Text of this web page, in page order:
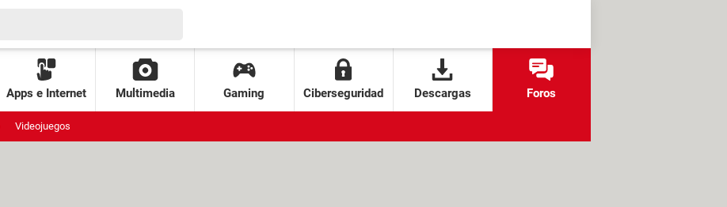
Apps e Internet Multimedia Gaming Ciberseguridad Descargas Foros
Videojuegos